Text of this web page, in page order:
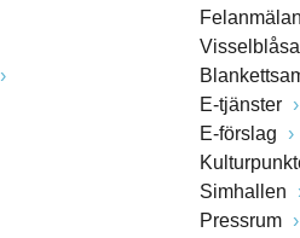
Felanmälan
E-tjänster
E-förslag
Simhallen
Pressrum